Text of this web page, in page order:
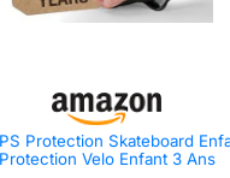
du confort
en
skateboard
liberté de
comme
Protection Skateboard
Protection Velo Enfant 3 Ans